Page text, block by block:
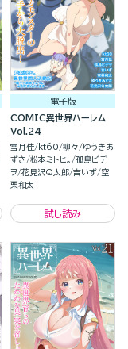
電子版
COMIC異世界ハーレム
Vol.24
雪月佳 kt60 柳々
ゆうきあ
ずさ 松本ミトヒ。
孤島ビデ
ヲ 花見沢Q太郎 吉いず 空
栗和太
試し読み